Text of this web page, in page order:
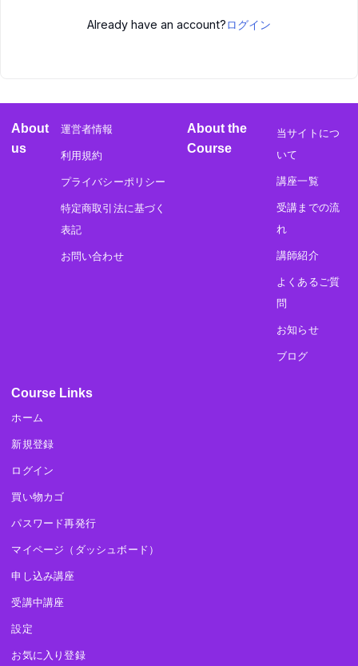
Already have an account?ログイン
About
us
運営者情報
利用規約
プライバシーポリシー
特定商取引法に基づく
表記
お問い合わせ
About the
Course
当サイトにつ
いて
講座一覧
受講までの流
れ
講師紹介
よくあるご質
問
お知らせ
ブログ
Course Links
ホーム
新規登録
ログイン
買い物カゴ
パスワード再発行
マイページ（ダッシュボード）
申し込み講座
受講中講座
設定
お気に入り登録